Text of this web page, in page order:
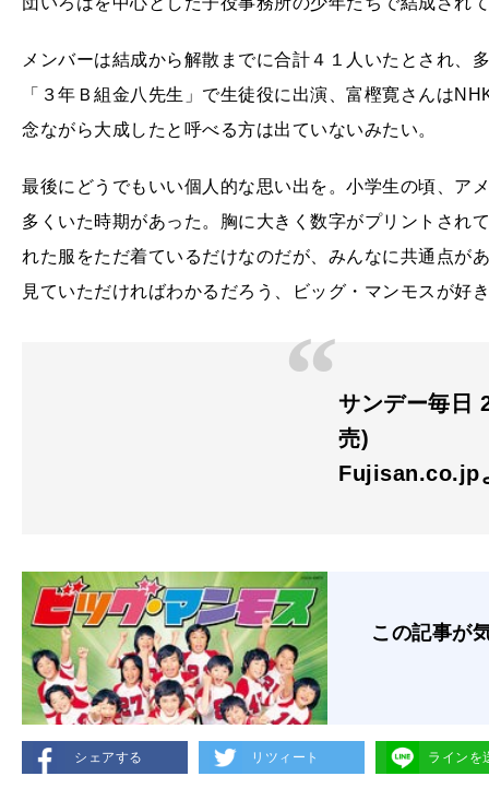
メンバーは結成から解散までに合計４１人いたとされ、
「３年Ｂ組金八先生」で生徒役に出演、富樫寛さんは
念ながら大成したと呼べる方は出ていないみたい。
最後にどうでもいい個人的な思い出を。小学生の頃、ア
多くいた時期があった。胸に大きく数字がプリントされ
れた服をただ着ているだけなのだが、みんなに共通点が
見ていただければわかるだろう、ビッグ・マンモスが好
サンデー毎日
売)
Fujisan.co.jp
この記事が
シェアする リツィート ラインを